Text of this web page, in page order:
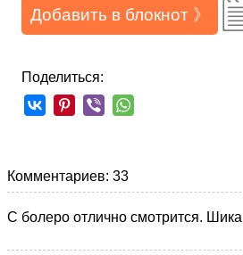
Добавить в блокнот 》
Поделиться:
Комментариев: 33
С болеро отлично смотрится.